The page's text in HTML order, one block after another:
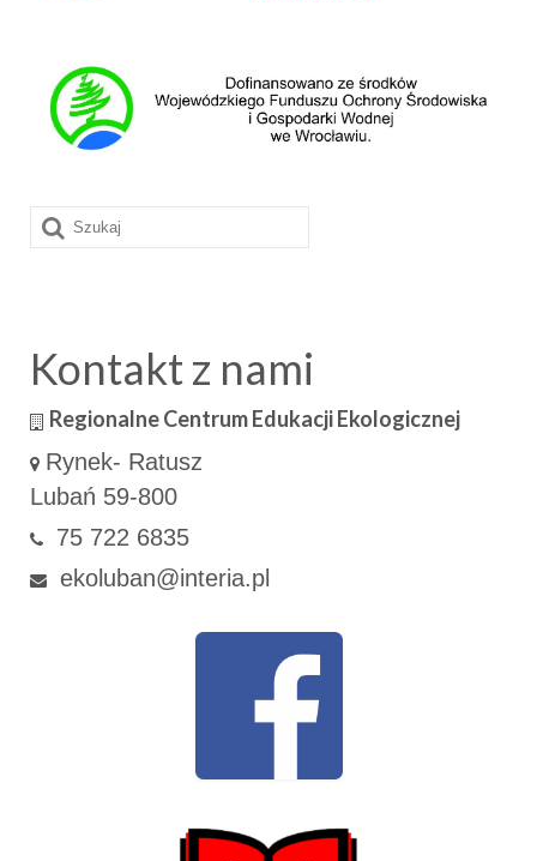
Szuklaj
w:
Kontakt z nami
Regionalne Centrum Edukacji Ekologicznej
Rynek- Ratusz
Lubań 59-800
75 722 6835
ekoluban@interia.pl